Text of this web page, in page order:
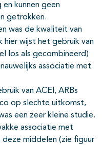
kunnen geen
getrokken.
was de kwaliteit van
wijst het gebruik van
los als gecombineerd)
associatie met
van ACEI, ARBs
op slechte uitkomst,
een zeer kleine studie.
associatie met
middelen (zie figuur